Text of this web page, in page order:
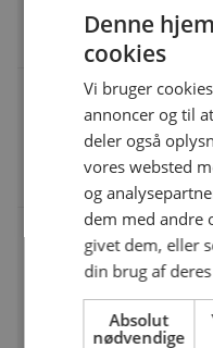
Odense |
Psykolog
Psykolog til DAT-
Psykiatrien i Region
Svendborg |
Psykolog
Praksisuddannet
komplekse
Center for
OUH Odense
Winsløws Vej 4,
Denne
cookies
Vi bruger
annoncer og til
deler også
vores websted
og
dem med andre
givet dem, eller
din brug af
Absolut
nødvendige